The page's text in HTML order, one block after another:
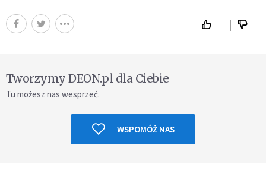
Tworzymy DEON.pl dla Ciebie
Tu możesz nas wesprzeć.
WSPOMÓŻ NAS